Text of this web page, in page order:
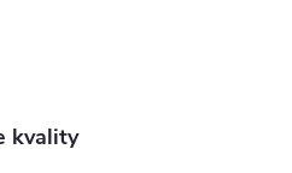
kvality